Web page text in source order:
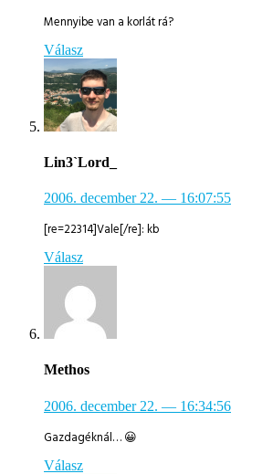
Mennyibe van a korlát rá?
Válasz
Lin3`Lord_
2006. december 22. — 16:07:55
[re=22314]Vale[/re]: kb
Válasz
Methos
2006. december 22. — 16:34:56
Gazdagéknál… 😀
Válasz